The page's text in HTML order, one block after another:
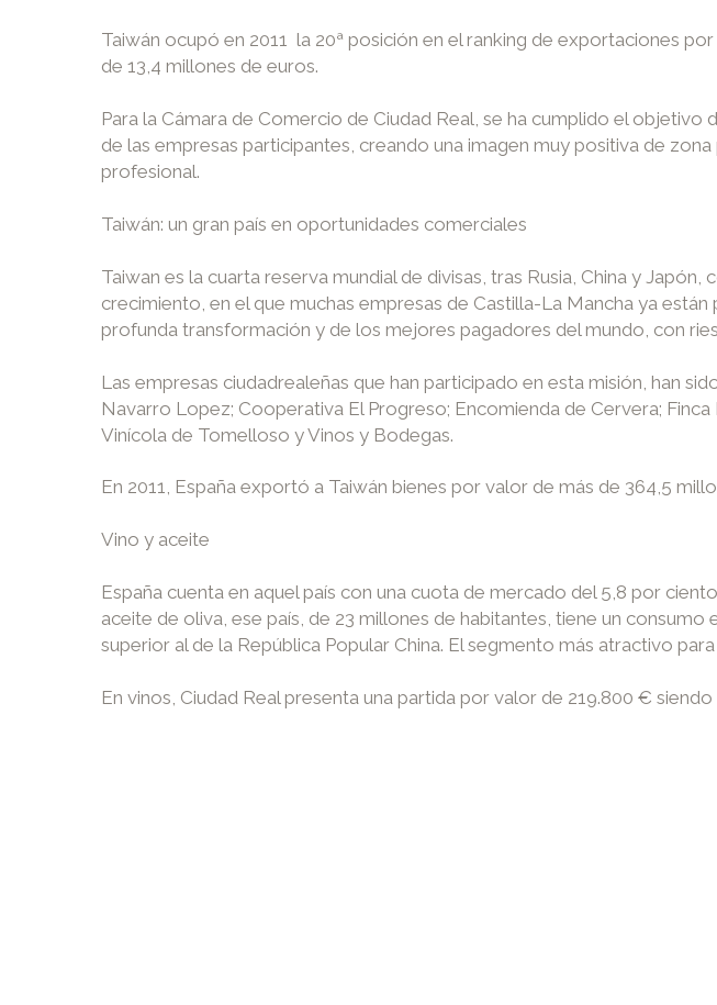
Taiwán ocupó en 2011 la 20ª posición en el ranking de exportaciones
de 13,4 millones de euros.
Para la Cámara de Comercio de Ciudad Real, se ha cumplido el
de las empresas participantes, creando una imagen muy positiva de
profesional.
Taiwán: un gran país en oportunidades comerciales
Taiwan es la cuarta reserva mundial de divisas, tras Rusia, China y
crecimiento, en el que muchas empresas de Castilla-La Mancha ya
profunda transformación y de los mejores pagadores del mundo, con
Las empresas ciudadrealeñas que han participado en esta misión, han
Navarro Lopez; Cooperativa El Progreso; Encomienda de Cervera;
Vinícola de Tomelloso y Vinos y Bodegas.
En 2011, España exportó a Taiwán bienes por valor de más de 364,5
Vino y aceite
España cuenta en aquel país con una cuota de mercado del 5,8 por
aceite de oliva, ese país, de 23 millones de habitantes, tiene un
superior al de la República Popular China. El segmento más atractivo
En vinos, Ciudad Real presenta una partida por valor de 219.800 €